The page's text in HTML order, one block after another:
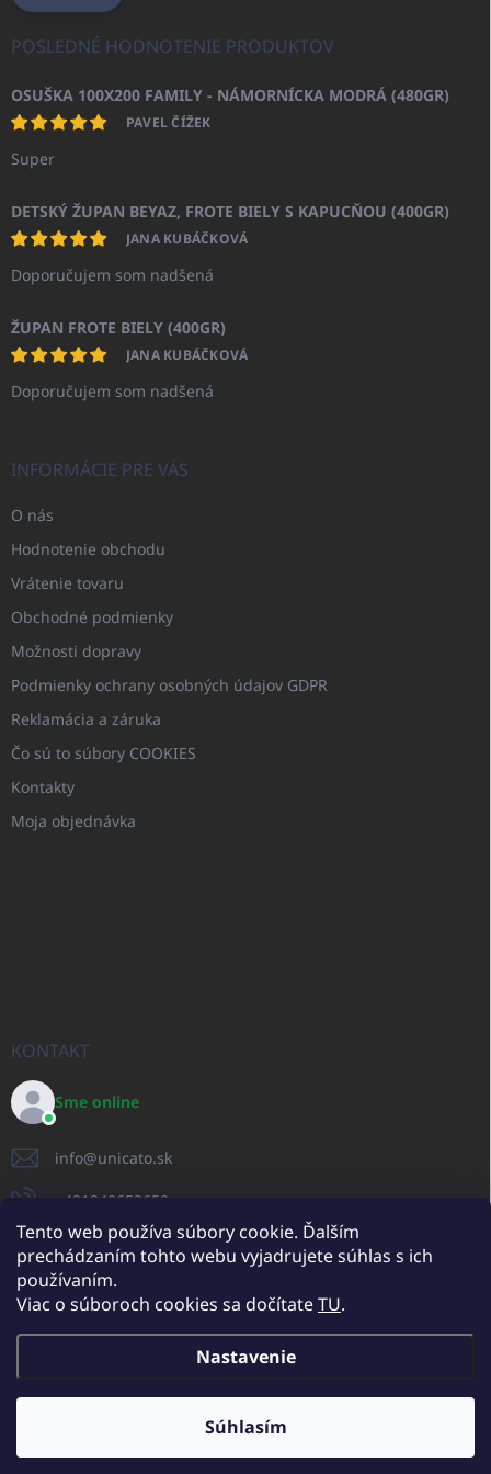
Tento web používa súbory cookie. Ďalším
prechádzaním tohto webu vyjadrujete súhlas s ich
používaním.
Viac o súboroch cookies sa dočítateTU.
Nastavenie
Súhlasím
POSLEDNÉ HODNOTENIE PRODUKTOV
OSUŠKA 100X200 FAMILY - NÁMORNÍCKA MODRÁ (480GR)
PAVEL ČÍŽEK
Super
DETSKÝ ŽUPAN BEYAZ, FROTE BIELY S KAPUCŇOU (400GR)
JANA KUBÁČKOVÁ
Doporučujem som nadšená
ŽUPAN FROTE BIELY (400GR)
JANA KUBÁČKOVÁ
Doporučujem som nadšená
INFORMÁCIE PRE VÁS
O nás
Hodnotenie obchodu
Vrátenie tovaru
Obchodné podmienky
Možnosti dopravy
Podmienky ochrany osobných údajov GDPR
Reklamácia a záruka
Čo sú to súbory COOKIES
Kontakty
Moja objednávka
KONTAKT
Sme online
info@unicato.sk
+421940652650
UNICATO.sk
UNICATOshop.pl UNICATOshop.de
Copyright 2026UNICATO.sk. Všetky práva vyhradené.Upraviť nastavenie
cookies
Dodatočné zľavy pre VO odberateľov (pri minimálnej objednávke 400